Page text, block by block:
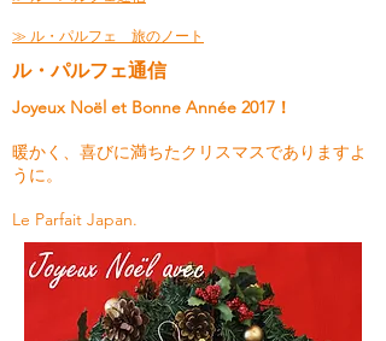
≫ ル・パルフェ 旅のノート
ル・パルフェ通信
Joyeux Noël et Bonne Année 2017！
暖かく、喜びに満ちたクリスマスでありますよ
うに。
Le Parfait Japan.